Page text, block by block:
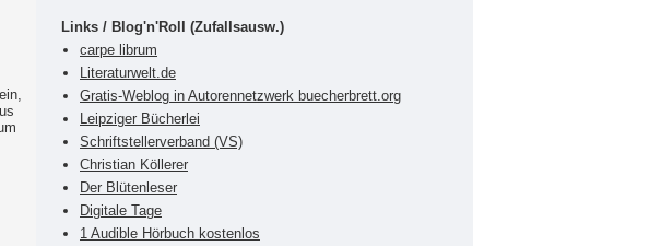
Links / Blog'n'Roll (Zufallsausw.)
carpe librum
Literaturwelt.de
Gratis-Weblog in Autorennetzwerk buecherbrett.org
Leipziger Bücherlei
Schriftstellerverband (VS)
Christian Köllerer
Der Blütenleser
Digitale Tage
1 Audible Hörbuch kostenlos